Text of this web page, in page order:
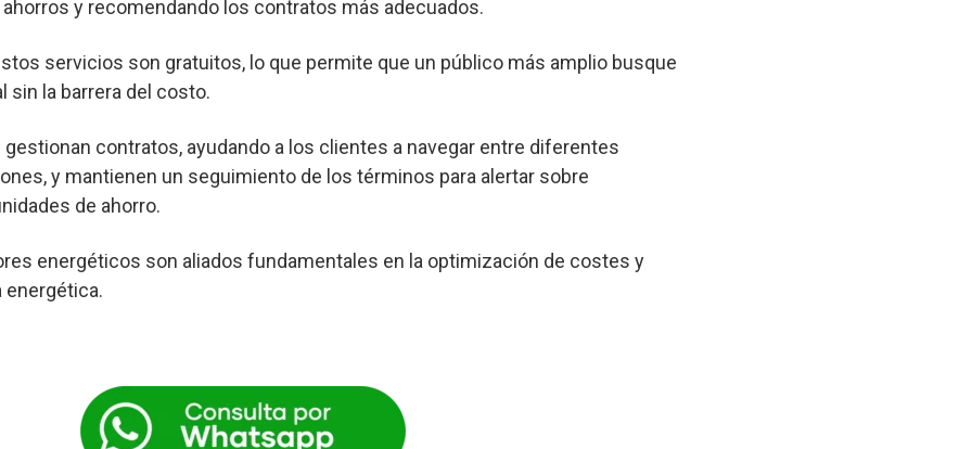
y recomendando los contratos más adecuados.
servicios son gratuitos, lo que permite que un público más amplio busque
sin la barrera del costo.
contratos, ayudando a los clientes a navegar entre diferentes
y mantienen un seguimiento de los términos para alertar sobre
de ahorro.
energéticos son aliados fundamentales en la optimización de costes y
energética.